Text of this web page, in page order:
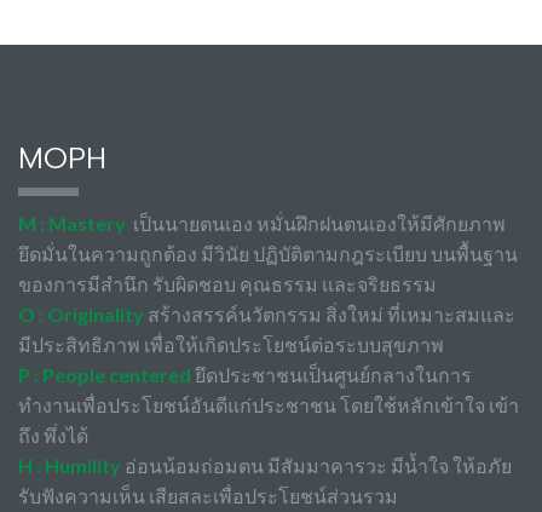
MOPH
M : Mastery เป็นนายตนเอง หมั่นฝึกฝนตนเองให้มีศักยภาพ
ยึดมั่นในความถูกต้อง มีวินัย ปฏิบัติตามกฎระเบียบ บนพื้นฐาน
ของการมีสำนึก รับผิดชอบ คุณธรรม และจริยธรรม
O : Originality สร้างสรรค์นวัตกรรม สิ่งใหม่ ที่เหมาะสมและ
มีประสิทธิภาพ เพื่อให้เกิดประโยชน์ต่อระบบสุขภาพ
P : People centered ยึดประชาชนเป็นศูนย์กลางในการ
ทำงานเพื่อประโยชน์อันดีแก่ประชาชน โดยใช้หลักเข้าใจ เข้า
ถึง พึ่งได้
H : Humility อ่อนน้อมถ่อมตน มีสัมมาคารวะ มีน้ำใจ ให้อภัย
รับฟังความเห็น เสียสละเพื่อประโยชน์ส่วนรวม